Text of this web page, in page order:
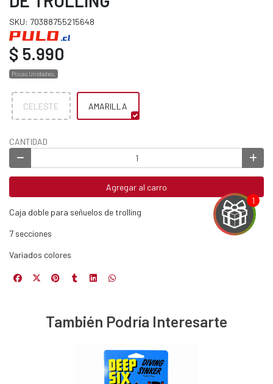
SKU: 70388755215648
$ 5.990
Pocas Unidades.
CELESTE AMARILLA
CANTIDAD
Agregar al carro
Caja doble para señuelos de trolling
7 secciones
Variados colores
También Podría Interesarte